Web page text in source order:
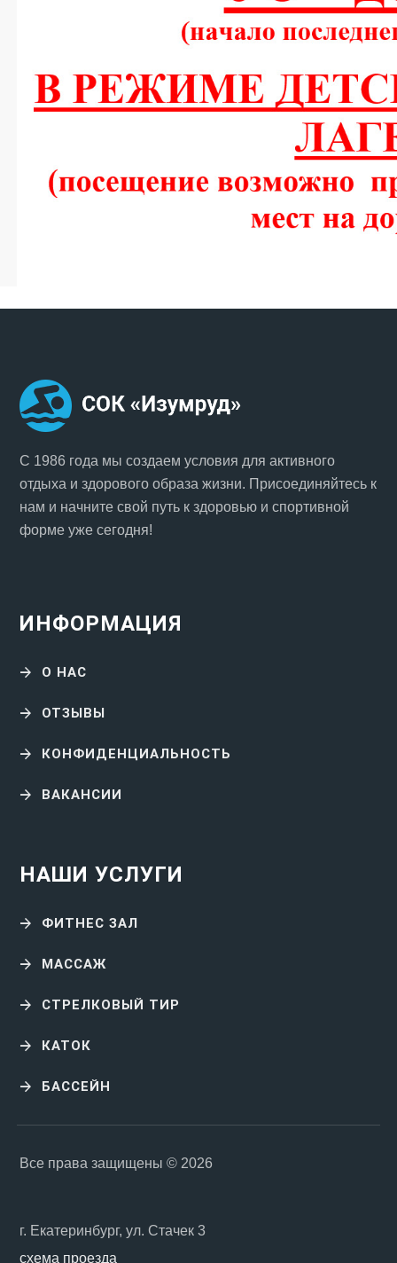
С 1986 года мы создаем условия для активного
отдыха и здорового образа жизни. Присоединяйтесь к
нам и начните свой путь к здоровью и спортивной
форме уже сегодня!
ИНФОРМАЦИЯ
О НАС
ОТЗЫВЫ
КОНФИДЕНЦИАЛЬНОСТЬ
ВАКАНСИИ
НАШИ УСЛУГИ
ФИТНЕС ЗАЛ
МАССАЖ
СТРЕЛКОВЫЙ ТИР
КАТОК
БАССЕЙН
Все права защищены © 2026
г. Екатеринбург, ул. Стачек 3
схема проезда